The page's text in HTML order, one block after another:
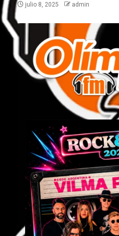
julio 8, 2025 admin